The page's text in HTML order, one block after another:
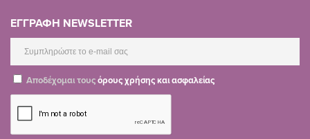
ΕΓΓΡΑΦΗ NEWSLETTER
Αποδέχομαι τουςόρους χρήσης και ασφαλείας